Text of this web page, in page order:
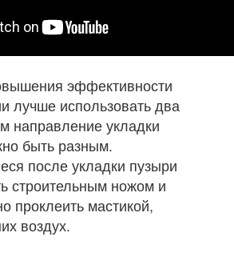
эффективности
лучше использовать два
направление укладки
быть разным.
после укладки пузыри
строительным ножом и
проклеить мастикой,
воздух.